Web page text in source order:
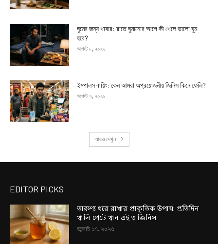
ঘুমের জন্য খাবার: রাতে ঘুমানোর আগে কী খেলে ভালো ঘুম
হবে?
আগস্ট ৮, ২০২৬
ইমপালস বায়িং: কেন আমরা অপ্রয়োজনীয় জিনিস কিনে ফেলি?
আগস্ট ৭, ২০২৬
আরও দেখুন
EDITOR PICKS
তারুণ্য ধরে রাখার প্রাকৃতিক উপায়: প্রতিদিন
খালি পেটে খান এই ৩ জিনিস
জুলাই ১৭, ২০২৫